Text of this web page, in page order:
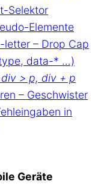
Selektor
Elemente
– Drop Cap
data-* …)
> p, div + p
– Geschwister
in
Geräte